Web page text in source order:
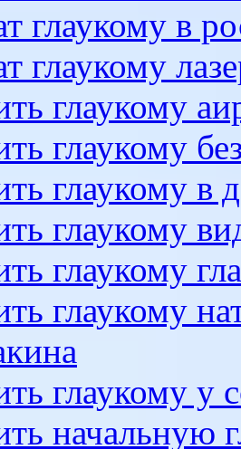
глаукому в
глаукому
глаукому
глаукому
глаукому в
глаукому
глаукому
глаукому
глаукому у
начальную